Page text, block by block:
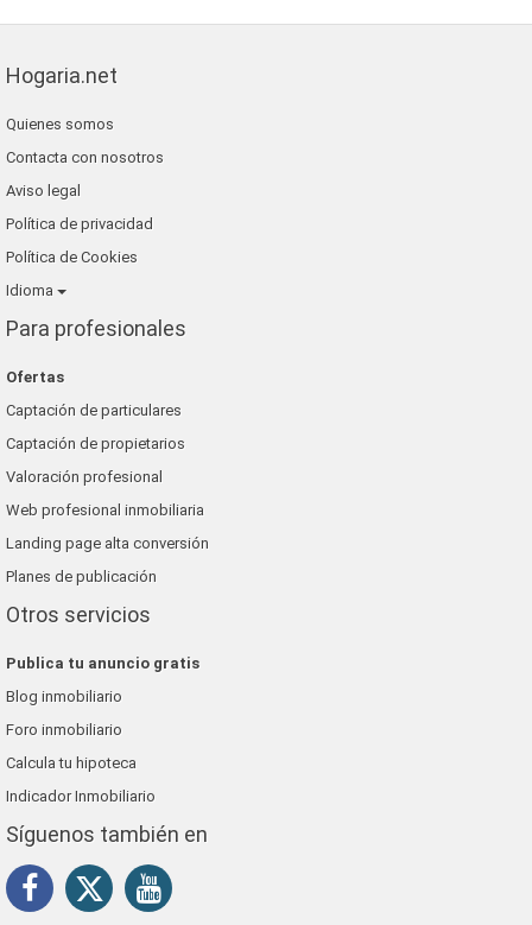
Hogaria.net
Quienes somos
Contacta con nosotros
Aviso legal
Política de privacidad
Política de Cookies
Idioma
Para profesionales
Ofertas
Captación de particulares
Captación de propietarios
Valoración profesional
Web profesional inmobiliaria
Landing page alta conversión
Planes de publicación
Otros servicios
Publica tu anuncio gratis
Blog inmobiliario
Foro inmobiliario
Calcula tu hipoteca
Indicador Inmobiliario
Síguenos también en